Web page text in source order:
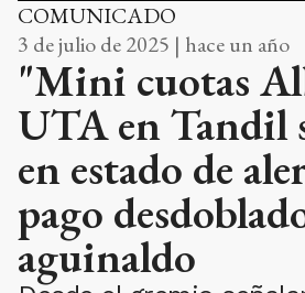
COMUNICADO
3 de julio de 2025 | hace un año
"Mini cuotas
UTA en Tandil
en estado de
pago
aguinaldo